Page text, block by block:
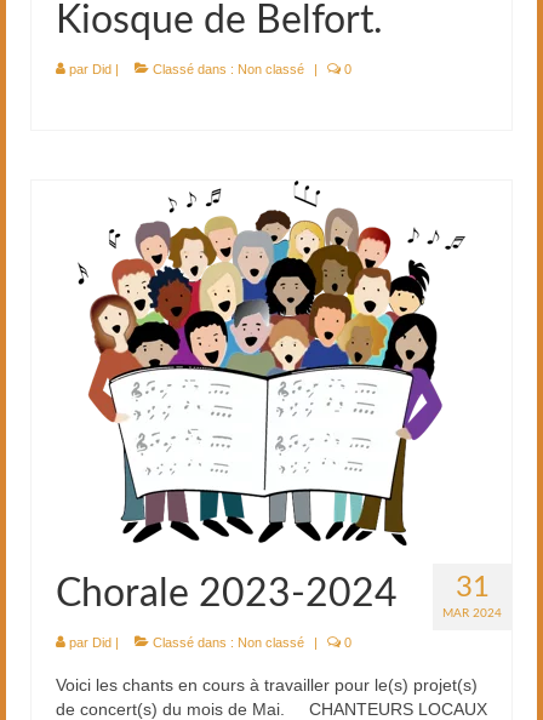
Kiosque de Belfort.
par Did | Classé dans : Non classé | 0
31
MAR 2024
Chorale 2023-2024
par Did | Classé dans : Non classé | 0
Voici les chants en cours à travailler pour le(s) projet(s)
de concert(s) du mois de Mai. CHANTEURS LOCAUX